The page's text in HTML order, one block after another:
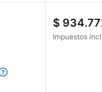
$
Impuestos